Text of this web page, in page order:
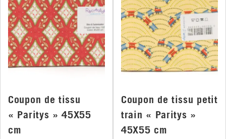
Coupon de tissu
« Paritys » 45X55
cm
Coupon de tissu petit
train « Paritys »
45X55 cm